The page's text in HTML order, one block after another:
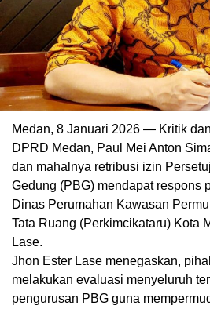
Medan, 8 Januari 2026 — Kritik
DPRD Medan, Paul Mei Anton
dan mahalnya retribusi izin
Gedung (PBG) mendapat respons
Dinas Perumahan Kawasan
Tata Ruang (Perkimcikataru) Kota
Lase.
Jhon Ester Lase menegaskan,
melakukan evaluasi menyeluruh
pengurusan PBG guna